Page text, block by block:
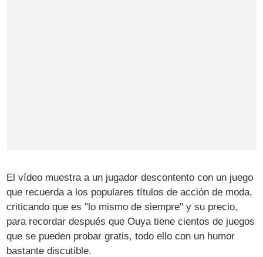
El vídeo muestra a un jugador descontento con un juego
que recuerda a los populares títulos de acción de moda,
criticando que es "lo mismo de siempre" y su precio,
para recordar después que Ouya tiene cientos de juegos
que se pueden probar gratis, todo ello con un humor
bastante discutible.